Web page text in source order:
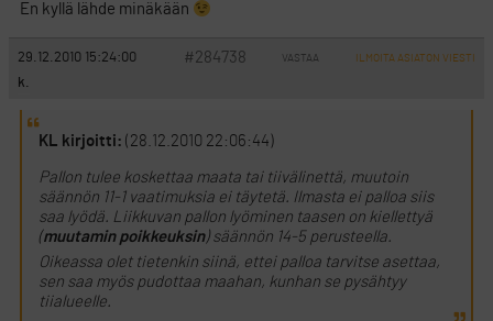
En kyllä lähde minäkään
29.12.2010 15:24:00 #284738 VASTAA ILMOITA ASIATON VIESTI
k.
KL kirjoitti: (28.12.2010 22:06:44)
Pallon tulee koskettaa maata tai tiivälinettä, muutoin
säännön 11-1 vaatimuksia ei täytetä. Ilmasta ei palloa siis
saa lyödä. Liikkuvan pallon lyöminen taasen on kiellettyä
(muutamin poikkeuksin) säännön 14-5 perusteella.
Oikeassa olet tietenkin siinä, ettei palloa tarvitse asettaa,
sen saa myös pudottaa maahan, kunhan se pysähtyy
tiialueelle.